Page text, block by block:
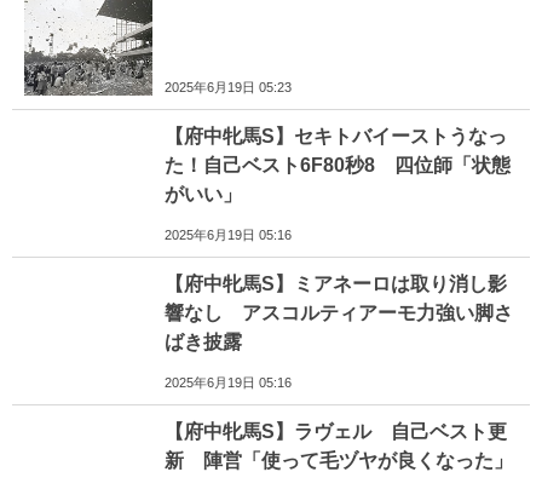
2025年6月19日 05:23
【府中牝馬S】セキトバイーストうなっ
た！自己ベスト6F80秒8 四位師「状態
がいい」
2025年6月19日 05:16
【府中牝馬S】ミアネーロは取り消し影
響なし アスコルティアーモ力強い脚さ
ばき披露
2025年6月19日 05:16
【府中牝馬S】ラヴェル 自己ベスト更
新 陣営「使って毛ヅヤが良くなった」